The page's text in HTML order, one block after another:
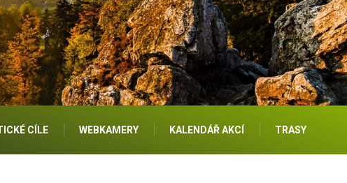
CÍLE WEBKAMERY KALENDÁŘ AKCÍ TRASY